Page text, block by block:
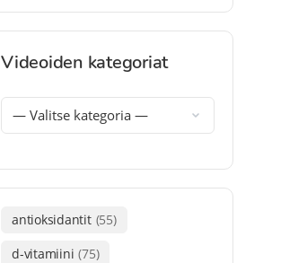
Videoiden kategoriat
antioksidantit (55)
d-vitamiini (75)